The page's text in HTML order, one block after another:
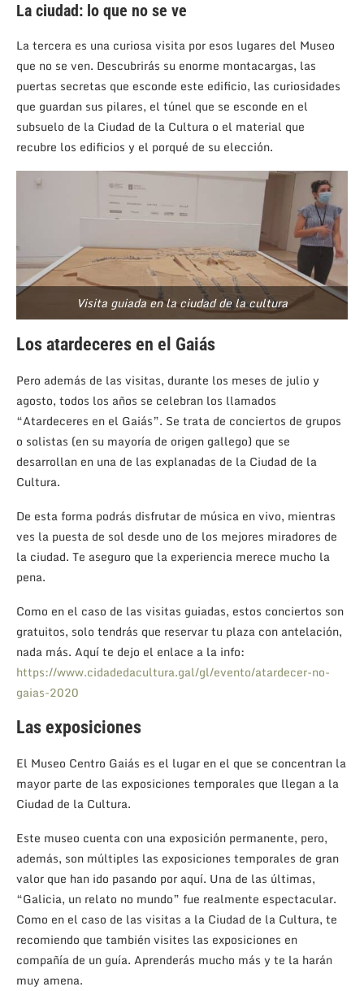
La ciudad: lo que no se ve
La tercera es una curiosa visita por esos lugares del Museo
que no se ven. Descubrirás su enorme montacargas, las
puertas secretas que esconde este edificio, las curiosidades
que guardan sus pilares, el túnel que se esconde en el
subsuelo de la Ciudad de la Cultura o el material que
recubre los edificios y el porqué de su elección.
Visita guiada en la ciudad de la cultura
Los atardeceres en el Gaiás
Pero además de las visitas, durante los meses de julio y
agosto, todos los años se celebran los llamados
“Atardeceres en el Gaiás”. Se trata de conciertos de grupos
o solistas (en su mayoría de origen gallego) que se
desarrollan en una de las explanadas de la Ciudad de la
Cultura.
De esta forma podrás disfrutar de música en vivo, mientras
ves la puesta de sol desde uno de los mejores miradores de
la ciudad. Te aseguro que la experiencia merece mucho la
pena.
Como en el caso de las visitas guiadas, estos conciertos son
gratuitos, solo tendrás que reservar tu plaza con antelación,
nada más. Aquí te dejo el enlace a la info:
https://www.cidadedacultura.gal/gl/evento/atardecer-no-
gaias-2020
Las exposiciones
El Museo Centro Gaiás es el lugar en el que se concentran la
mayor parte de las exposiciones temporales que llegan a la
Ciudad de la Cultura.
Este museo cuenta con una exposición permanente, pero,
además, son múltiples las exposiciones temporales de gran
valor que han ido pasando por aquí. Una de las últimas,
“Galicia, un relato no mundo” fue realmente espectacular.
Como en el caso de las visitas a la Ciudad de la Cultura, te
recomiendo que también visites las exposiciones en
compañía de un guía. Aprenderás mucho más y te la harán
muy amena.